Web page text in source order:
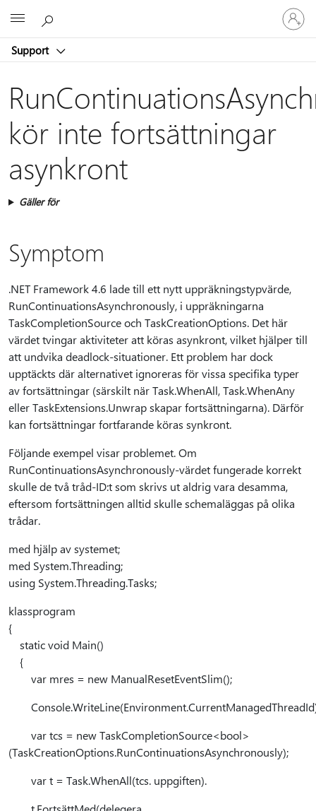
Support
Logga
in
på
konto
kör inte fortsättningar
asynkront
Gäller för
Symptom
.NET Framework 4.6 lade till ett nytt uppräkningstypvärde,
RunContinuationsAsynchronously, i uppräkningarna
TaskCompletionSource och TaskCreationOptions. Det här
värdet tvingar aktiviteter att köras asynkront, vilket hjälper till
att undvika deadlock-situationer. Ett problem har dock
upptäckts där alternativet ignoreras för vissa specifika typer
av fortsättningar (särskilt när Task.WhenAll, Task.WhenAny
eller TaskExtensions.Unwrap skapar fortsättningarna). Därför
kan fortsättningar fortfarande köras synkront.
Följande exempel visar problemet. Om
RunContinuationsAsynchronously-värdet fungerade korrekt
skulle de två tråd-ID:t som skrivs ut aldrig vara desamma,
eftersom fortsättningen alltid skulle schemaläggas på olika
trådar.
med hjälp av systemet;
med System.Threading;
using System.Threading.Tasks;
klassprogram
{
static void Main()
{
var mres = new ManualResetEventSlim();
var tcs = new TaskCompletionSource<bool>
(TaskCreationOptions.RunContinuationsAsynchronously);
var t = Task.WhenAll(tcs. uppgiften).